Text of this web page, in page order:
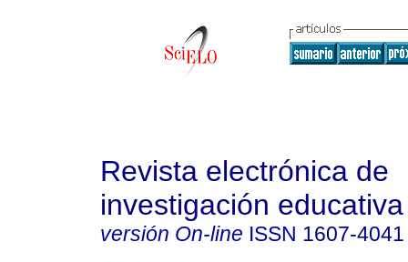
Revista electrónica de
investigación educativa
versión On-line ISSN 1607-4041